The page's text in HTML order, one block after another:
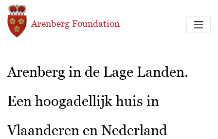
Skip to main content
Arenberg Foundation
Arenberg in de Lage Landen.
Een hoogadellijk huis in
Vlaanderen en Nederland